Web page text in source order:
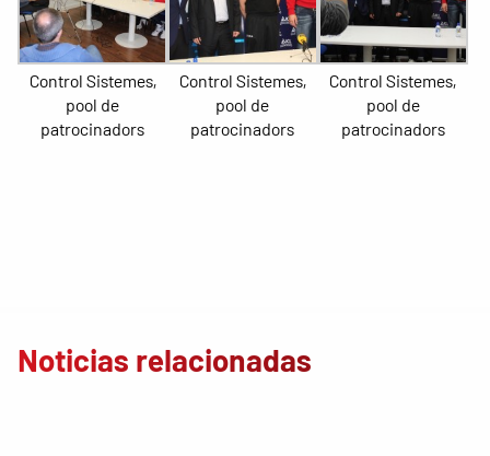
Control Sistemes,
pool de
patrocinadors
Control Sistemes,
pool de
patrocinadors
Control Sistemes,
pool de
patrocinadors
Noticias relacionadas